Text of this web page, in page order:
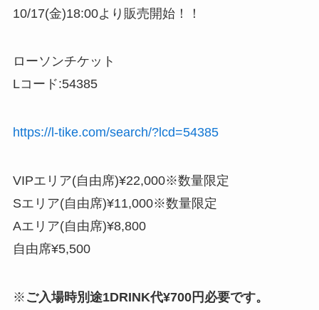
10/17(金)18:00より販売開始！！
ローソンチケット
Lコード:54385
https://l-tike.com/search/?lcd=54385
VIPエリア(自由席)¥22,000※数量限定
Sエリア(自由席)¥11,000※数量限定
Aエリア(自由席)¥8,800
自由席¥5,500
※ ご入場時別途1DRINK代¥700円必要です。